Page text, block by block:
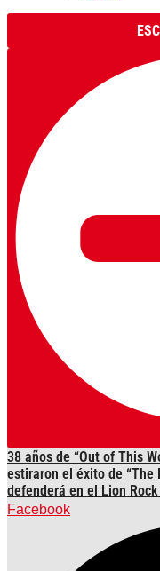
38 años de “Out of This
estiraron el éxito de “The
defenderá en el Lion
Facebook